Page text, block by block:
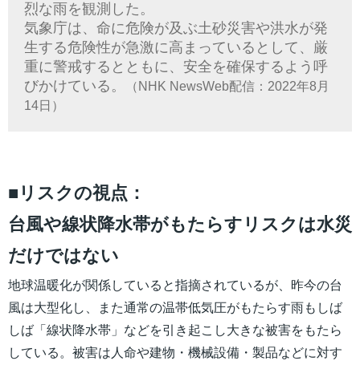
烈な雨を観測した。
気象庁は、命に危険が及ぶ土砂災害や洪水が発
生する危険性が急激に高まっているとして、厳
重に警戒するとともに、安全を確保するよう呼
びかけている。
（NHK NewsWeb配信：2022年8月
14日）
■リスクの視点：
台風や線状降水帯がもたらすリスクは水災
だけではない
地球温暖化が関係していると指摘されているが、昨今の台
風は大型化し、また通常の温帯低気圧がもたらす雨もしば
しば「線状降水帯」などを引き起こし大きな被害をもたら
している。被害は人命や建物・機械設備・製品などに対す